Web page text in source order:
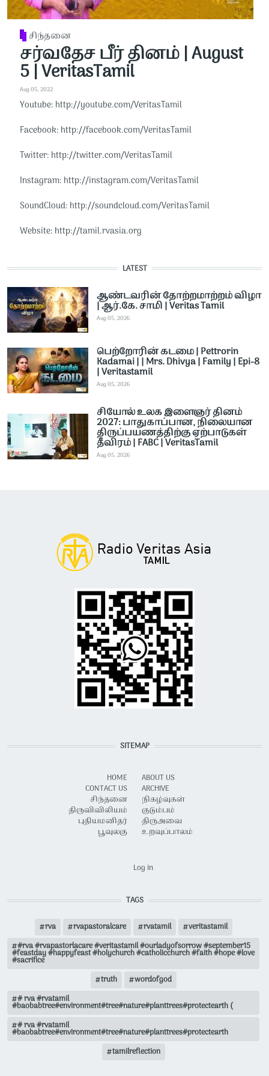
சிந்தனை
சர்வதேச பீர் தினம் | August
5 | VeritasTamil
Aug 05, 2022
Youtube: http://youtube.com/VeritasTamil​​
Facebook: http://facebook.com/VeritasTamil​​
Twitter: http://twitter.com/VeritasTamil​​
Instagram: http://instagram.com/VeritasTamil​​
SoundCloud: http://soundcloud.com/VeritasTamil​​
Website: http://tamil.rvasia.org
LATEST
ஆண்டவரின் தோற்றமாற்றம் விழா
| ஆர்.கே. சாமி | Veritas Tamil
Aug 05, 2026
பெற்றோரின் கடமை | Pettrorin
Kadamai | | Mrs. Dhivya | Family | Epi-8
| Veritastamil ​
Aug 05, 2026
சியோல் உலக இளைஞர் தினம்
2027: பாதுகாப்பான, நிலையான
திருப்பயணத்திற்கு ஏற்பாடுகள்
தீவிரம் | FABC | VeritasTamil
Aug 05, 2026
SITEMAP
HOME
CONTACT US
சிந்தனை
திருவிவிலியம்
புதியமனிதர்
பூவுலகு
ABOUT US
ARCHIVE
நிகழ்வுகள்
குடும்பம்
திருஅவை
உறவுப்பாலம்
Log in
TAGS
rva rvapastoralcare rvatamil
veritastamil
#rva #rvapastorlacare #veritastamil #ourladyofsorrow #september15
#feastday #happyfeast #holychurch #catholicchurch #faith #hope #love
#sacrifice
truth
wordofgod
# rva #rvatamil
#baobabtree#environment#tree#nature#planttrees#protectearth (
# rva #rvatamil
#baobabtree#environment#tree#nature#planttrees#protectearth
tamilreflection